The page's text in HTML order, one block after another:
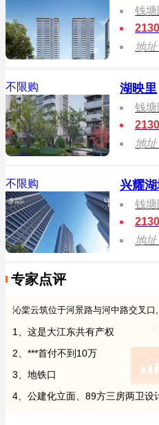
钱塘
地址
不限购 湖映里
钱塘
地址
不限购 兴耀
钱塘
地址
专家点评
沁棠云筑位于河景路与河中路交叉口
1、这是大江东共有产权
2、***首付不到10万
3、地铁口
4、公建化立面、89方三房两卫设